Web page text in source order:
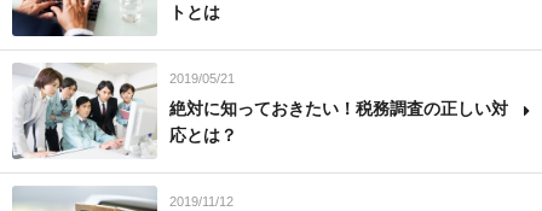
トとは
2019/05/21
絶対に知っておきたい！税務調査の正しい対
応とは？
2019/11/12